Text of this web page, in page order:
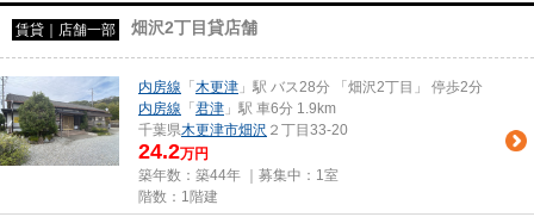
賃貸｜店舗一部 畑沢2丁目貸店舗
内房線 「 木更津 」駅 バス28分 「畑沢2丁目」 停歩2分
内房線 「 君津 」駅 車6分 1.9km
千葉県木更津市畑沢 ２丁目33-20
24.2万円
築年数：築44年 ｜募集中： 1室
階数：1階建